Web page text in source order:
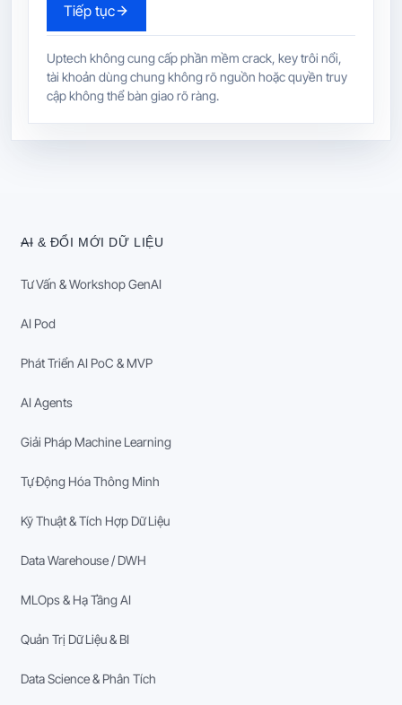
Tiếp tục
Uptech không cung cấp phần mềm crack, key trôi nổi,
tài khoản dùng chung không rõ nguồn hoặc quyền truy
cập không thể bàn giao rõ ràng.
AI & ĐỔI MỚI DỮ LIỆU
Tư Vấn & Workshop GenAI
AI Pod
Phát Triển AI PoC & MVP
AI Agents
Giải Pháp Machine Learning
Tự Động Hóa Thông Minh
Kỹ Thuật & Tích Hợp Dữ Liệu
Data Warehouse / DWH
MLOps & Hạ Tầng AI
Quản Trị Dữ Liệu & BI
Data Science & Phân Tích